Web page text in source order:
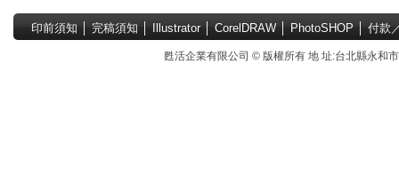
印前須知 完稿須知 Illustrator│ CorelDRAW│ PhotoSHOP 付款
甦活企業有限公司 © 版權所有 地 址:台北縣永